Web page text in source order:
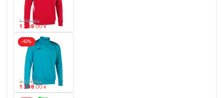
1 745.00 ₴
1 398.00 ₴
-40%
2 323.00 ₴
1 398.00 ₴